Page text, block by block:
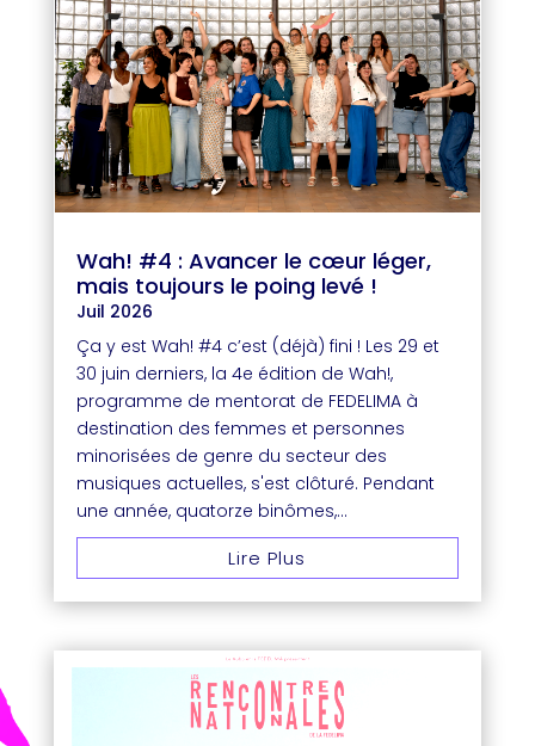
Wah! #4 : Avancer le cœur léger,
mais toujours le poing levé !
Juil 2026
Ça y est Wah! #4 c’est (déjà) fini ! Les 29 et
30 juin derniers, la 4e édition de Wah!,
programme de mentorat de FEDELIMA à
destination des femmes et personnes
minorisées de genre du secteur des
musiques actuelles, s'est clôturé. Pendant
une année, quatorze binômes,...
Lire Plus